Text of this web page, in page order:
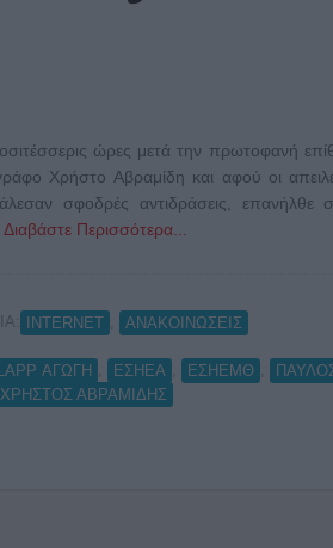
ώρες μετά την πρωτοφανή
Χρήστο Αβραμίδη και αφού οι
σφοδρές αντιδράσεις, επανήλθε
Διαβάστε Περισσότερα...
INTERNET ΑΝΑΚΟΙΝΩΣΕΙΣ
ΑΓΩΓΗ ΕΣΗΕΑ ΕΣΗΕΜΘ
ΧΡΗΣΤΟΣ ΑΒΡΑΜΙΔΗΣ